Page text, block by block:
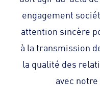
engagement
attention sincère
à la transmission
la qualité des
avec